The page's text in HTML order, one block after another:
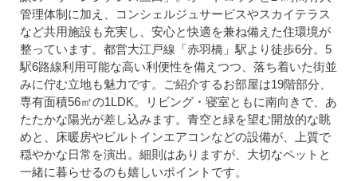
管理体制に加え、コンシェルジュサービスやスカイテラス
など共用施設も充実し、安心と快適を兼ね備えた住環境が
整っています。都営大江戸線「赤羽橋」駅より徒歩6分。5
駅6路線利用可能な高い利便性を備えつつ、落ち着いた街並
みに佇む立地も魅力です。ご紹介するお部屋は19階部分、
専有面積56㎡の1LDK。リビング・寝室ともに南向きで、あ
たたかな陽光が差し込みます。青空と緑を望む開放的な眺
めと、床暖房やビルトインエアコンなどの設備が、上質で
穏やかな日常を演出。細則はありますが、大切なペットと
一緒に暮らせるのも嬉しいポイントです。